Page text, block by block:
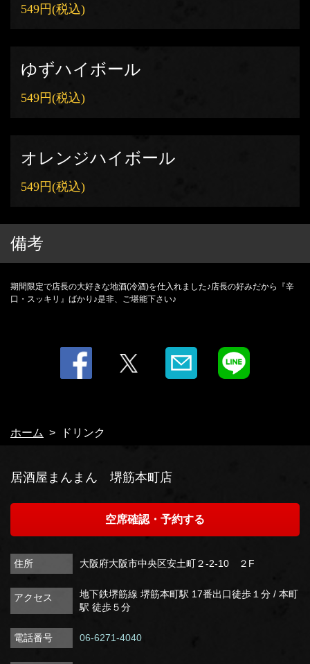
549円(税込)
ゆずハイボール
549円(税込)
オレンジハイボール
549円(税込)
備考
期間限定で店長の大好きな地酒(冷酒)を仕入れました♪店長の好みだから『辛
口・スッキリ』ばかり♪是非、ご堪能下さい♪
ホーム ドリンク
居酒屋まんまん 堺筋本町店
空席確認・予約する
住所 大阪府大阪市中央区安土町２-2-10 ２F
アクセス
地下鉄堺筋線 堺筋本町駅 17番出口徒歩１分 / 本町
駅 徒歩５分
電話番号 06-6271-4040